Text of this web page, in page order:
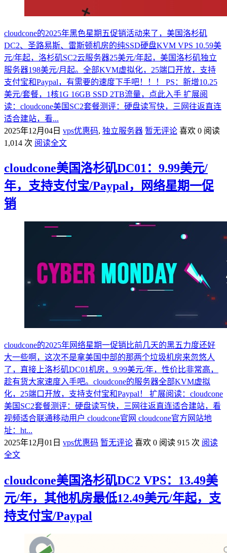
cloudcone的2025年黑色星期五促销活动来了，美国洛杉矶
DC2、圣路易斯、雷斯顿机房的纯SSD硬盘KVM VPS 10.59美
元/年起，洛杉矶SC2云服务器25美元/年起，美国洛杉矶独立
服务器198美元/月起。全部KVM虚拟化，25端口开放，支持
支付宝和Paypal，有需要的速度下手吧！！！ PS：新增10.25
美元/套餐，1核1G 16GB SSD 2TB流量，点此入手 扩展阅
读：cloudcone美国SC2套餐测评：硬盘读写快，三网往返直连
适合建站，看...
2025年12月04日 vps优惠码, 独立服务器 暂无评论 喜欢 0 阅读
1,014 次 阅读全文
cloudcone美国洛杉矶DC01：9.99美元/
年，支持支付宝/Paypal，网络星期一促
销
cloudcone的2025年网络星期一促销比前几天的黑五力度还好
大一些啊，这次不是拿美国中部的那两个垃圾机房来忽悠人
了，直接上洛杉矶DC01机房，9.99美元/年，性价比非常高，
趁有货大家速度入手吧。cloudcone的服务器全部KVM虚拟
化，25端口开放，支持支付宝和Paypal！ 扩展阅读：cloudcone
美国SC2套餐测评：硬盘读写快，三网往返直连适合建站，看
视频适合联通移动用户 cloudcone官网 cloudcone官方网站地
址：ht...
2025年12月01日 vps优惠码 暂无评论 喜欢 0 阅读 915 次 阅读
全文
cloudcone美国洛杉矶DC2 VPS：13.49美
元/年，其他机房最低12.49美元/年起，支
持支付宝/Paypal